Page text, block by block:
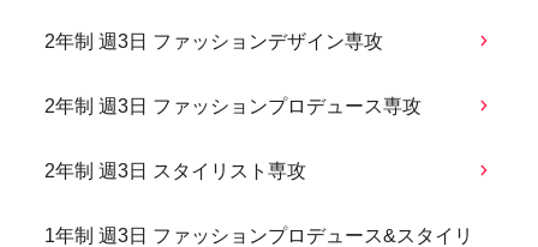
2年制 週3日 ファッションデザイン専攻
2年制 週3日 ファッションプロデュース専攻
2年制 週3日 スタイリスト専攻
1年制 週3日 ファッションプロデュース&スタイリ